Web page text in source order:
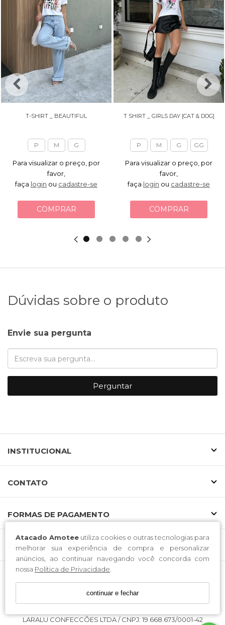
Atacado Amotee utiliza cookies e outras tecnologias para
melhorar sua experiência de compra e personalizar
anúncios, ao continuar navegando você concorda com
nossa Política de Privacidade.
continuar e fechar
T-SHIRT _ BEAUTIFUL
P M G
Para visualizar o preço, por
favor,
faça login ou cadastre-se
COMPRAR
T SHIRT _ GIRLS DAY [CAT & DOG]
P M G GG
Para visualizar o preço, por
favor,
faça login ou cadastre-se
COMPRAR
Dúvidas sobre o produto
Envie sua pergunta
Perguntar
INSTITUCIONAL
CONTATO
FORMAS DE PAGAMENTO
CERTIFICADOS
LARALU CONFECCÕES LTDA / CNPJ: 19.668.673/0001-42